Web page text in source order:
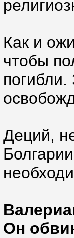
Как и
чтобы
Деций,
Он